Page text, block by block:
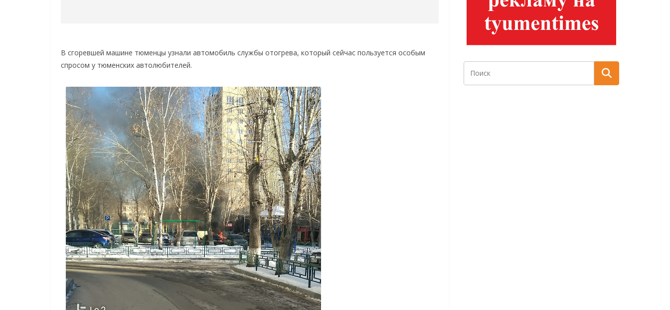
В сгоревшей машине тюменцы узнали автомобиль службы отогрева, который сейчас пользуется особым
спросом у тюменских автолюбителей.